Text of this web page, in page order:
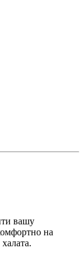
вашу
на